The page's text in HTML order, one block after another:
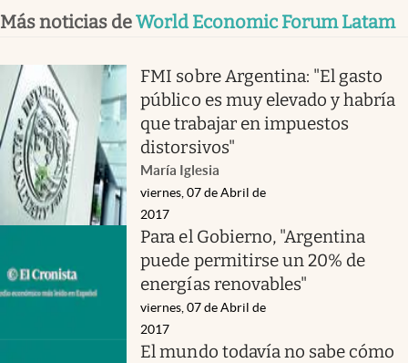
Más noticias deWorld Economic Forum Latam
FMI sobre Argentina: "El gasto
público es muy elevado y habría
que trabajar en impuestos
distorsivos"
María Iglesia
viernes, 07 de Abril de
2017
Para el Gobierno, "Argentina
puede permitirse un 20% de
energías renovables"
viernes, 07 de Abril de
2017
El mundo todavía no sabe cómo